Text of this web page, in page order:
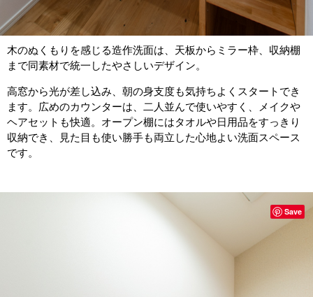
木のぬくもりを感じる造作洗面は、天板からミラー枠、収納棚
まで同素材で統一したやさしいデザイン。
高窓から光が差し込み、朝の身支度も気持ちよくスタートでき
ます。広めのカウンターは、二人並んで使いやすく、メイクや
ヘアセットも快適。オープン棚にはタオルや日用品をすっきり
収納でき、見た目も使い勝手も両立した心地よい洗面スペース
です。
Save